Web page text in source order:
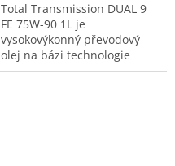
Total Transmission DUAL 9
FE 75W-90 1L je
vysokovýkonný převodový
olej na bázi technologie
syntézy TOTAL na mazání